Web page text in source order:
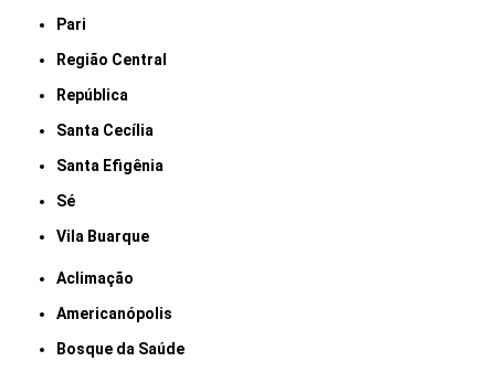
Pari
Região Central
República
Santa Cecília
Santa Efigênia
Sé
Vila Buarque
Aclimação
Americanópolis
Bosque da Saúde